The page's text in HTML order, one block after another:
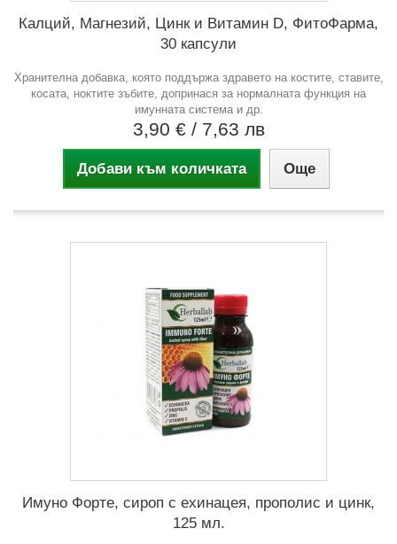
Калций, Магнезий, Цинк и Витамин D, ФитоФарма,
30 капсули
Хранителна добавка, която поддържа здравето на костите, ставите,
косата, ноктите зъбите, допринася за нормалната функция на
имунната система и др.
3,90 € / 7,63 лв
Добави към количката Още
Имуно Форте, сироп с ехинацея, прополис и цинк,
125 мл.